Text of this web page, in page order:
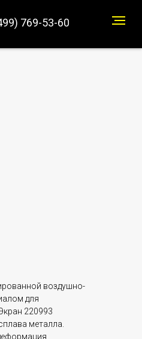
769-53-60
воздушно-
для
220993
металла.